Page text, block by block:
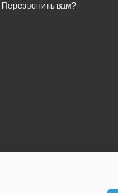
Перезвонить вам?